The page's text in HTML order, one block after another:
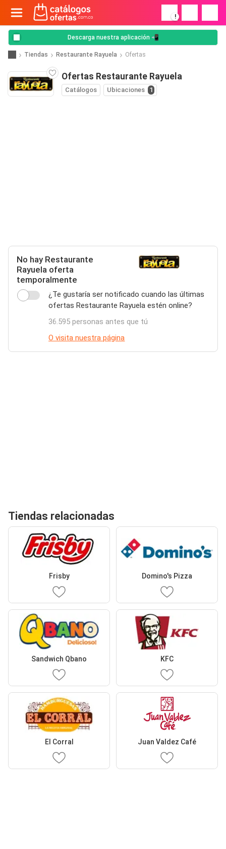
!
Descarga nuestra aplicación 📲
Tiendas Restaurante Rayuela Ofertas
Ofertas Restaurante Rayuela
Catálogos Ubicaciones 1
No hay Restaurante
Rayuela oferta
temporalmente
¿Te gustaría ser notificado cuando las últimas
ofertas Restaurante Rayuela estén online?
36.595 personas antes que tú
O visita nuestra página
Tiendas relacionadas
Frisby Domino's Pizza
Sandwich Qbano KFC
El Corral Juan Valdez Café